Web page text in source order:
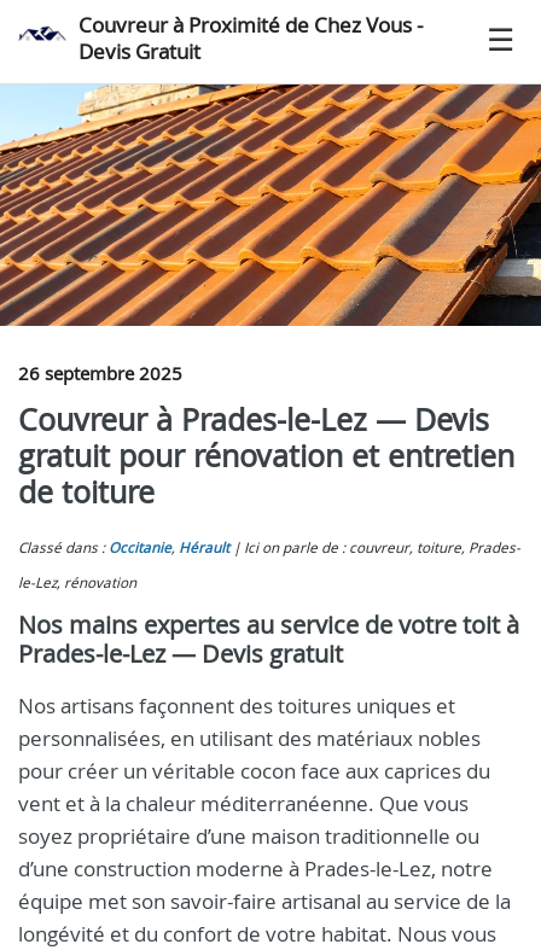
Couvreur à Proximité de Chez Vous -
Devis Gratuit
26 septembre 2025
Couvreur à Prades-le-Lez — Devis
gratuit pour rénovation et entretien
de toiture
Classé dans : Occitanie, Hérault
Ici on parle de : couvreur, toiture, Prades-
le-Lez, rénovation
Nos mains expertes au service de votre toit à
Prades-le-Lez — Devis gratuit
Nos artisans façonnent des toitures uniques et
personnalisées, en utilisant des matériaux nobles
pour créer un véritable cocon face aux caprices du
vent et à la chaleur méditerranéenne. Que vous
soyez propriétaire d’une maison traditionnelle ou
d’une construction moderne à Prades-le-Lez, notre
équipe met son savoir-faire artisanal au service de la
longévité et du confort de votre habitat. Nous vous